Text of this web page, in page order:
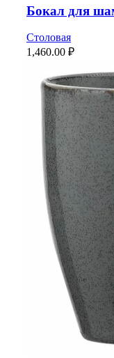
Бокал для
Столовая
1,460.00 ₽